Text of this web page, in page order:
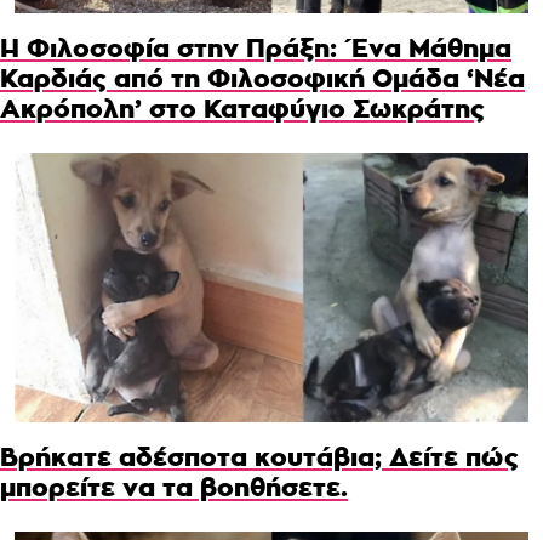
Η Φιλοσοφία στην Πράξη: Ένα Μάθημα
Καρδιάς από τη Φιλοσοφική Ομάδα ‘Νέα
Ακρόπολη’ στο Καταφύγιο Σωκράτης
Βρήκατε αδέσποτα κουτάβια; Δείτε πώς
μπορείτε να τα βοηθήσετε.